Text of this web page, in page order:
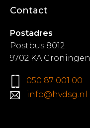
Contact
Postadres
Postbus 8012
9702 KA Groningen
050 87 001 00
info@hvdsg.nl